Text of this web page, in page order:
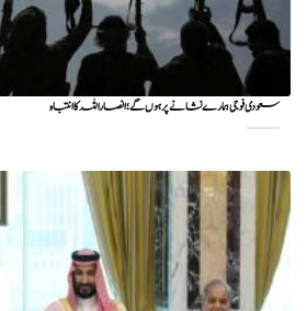
سعودی فوجی ہمارے نشانے پر ہوں گے؛ انصاراللہ کا انتباہ